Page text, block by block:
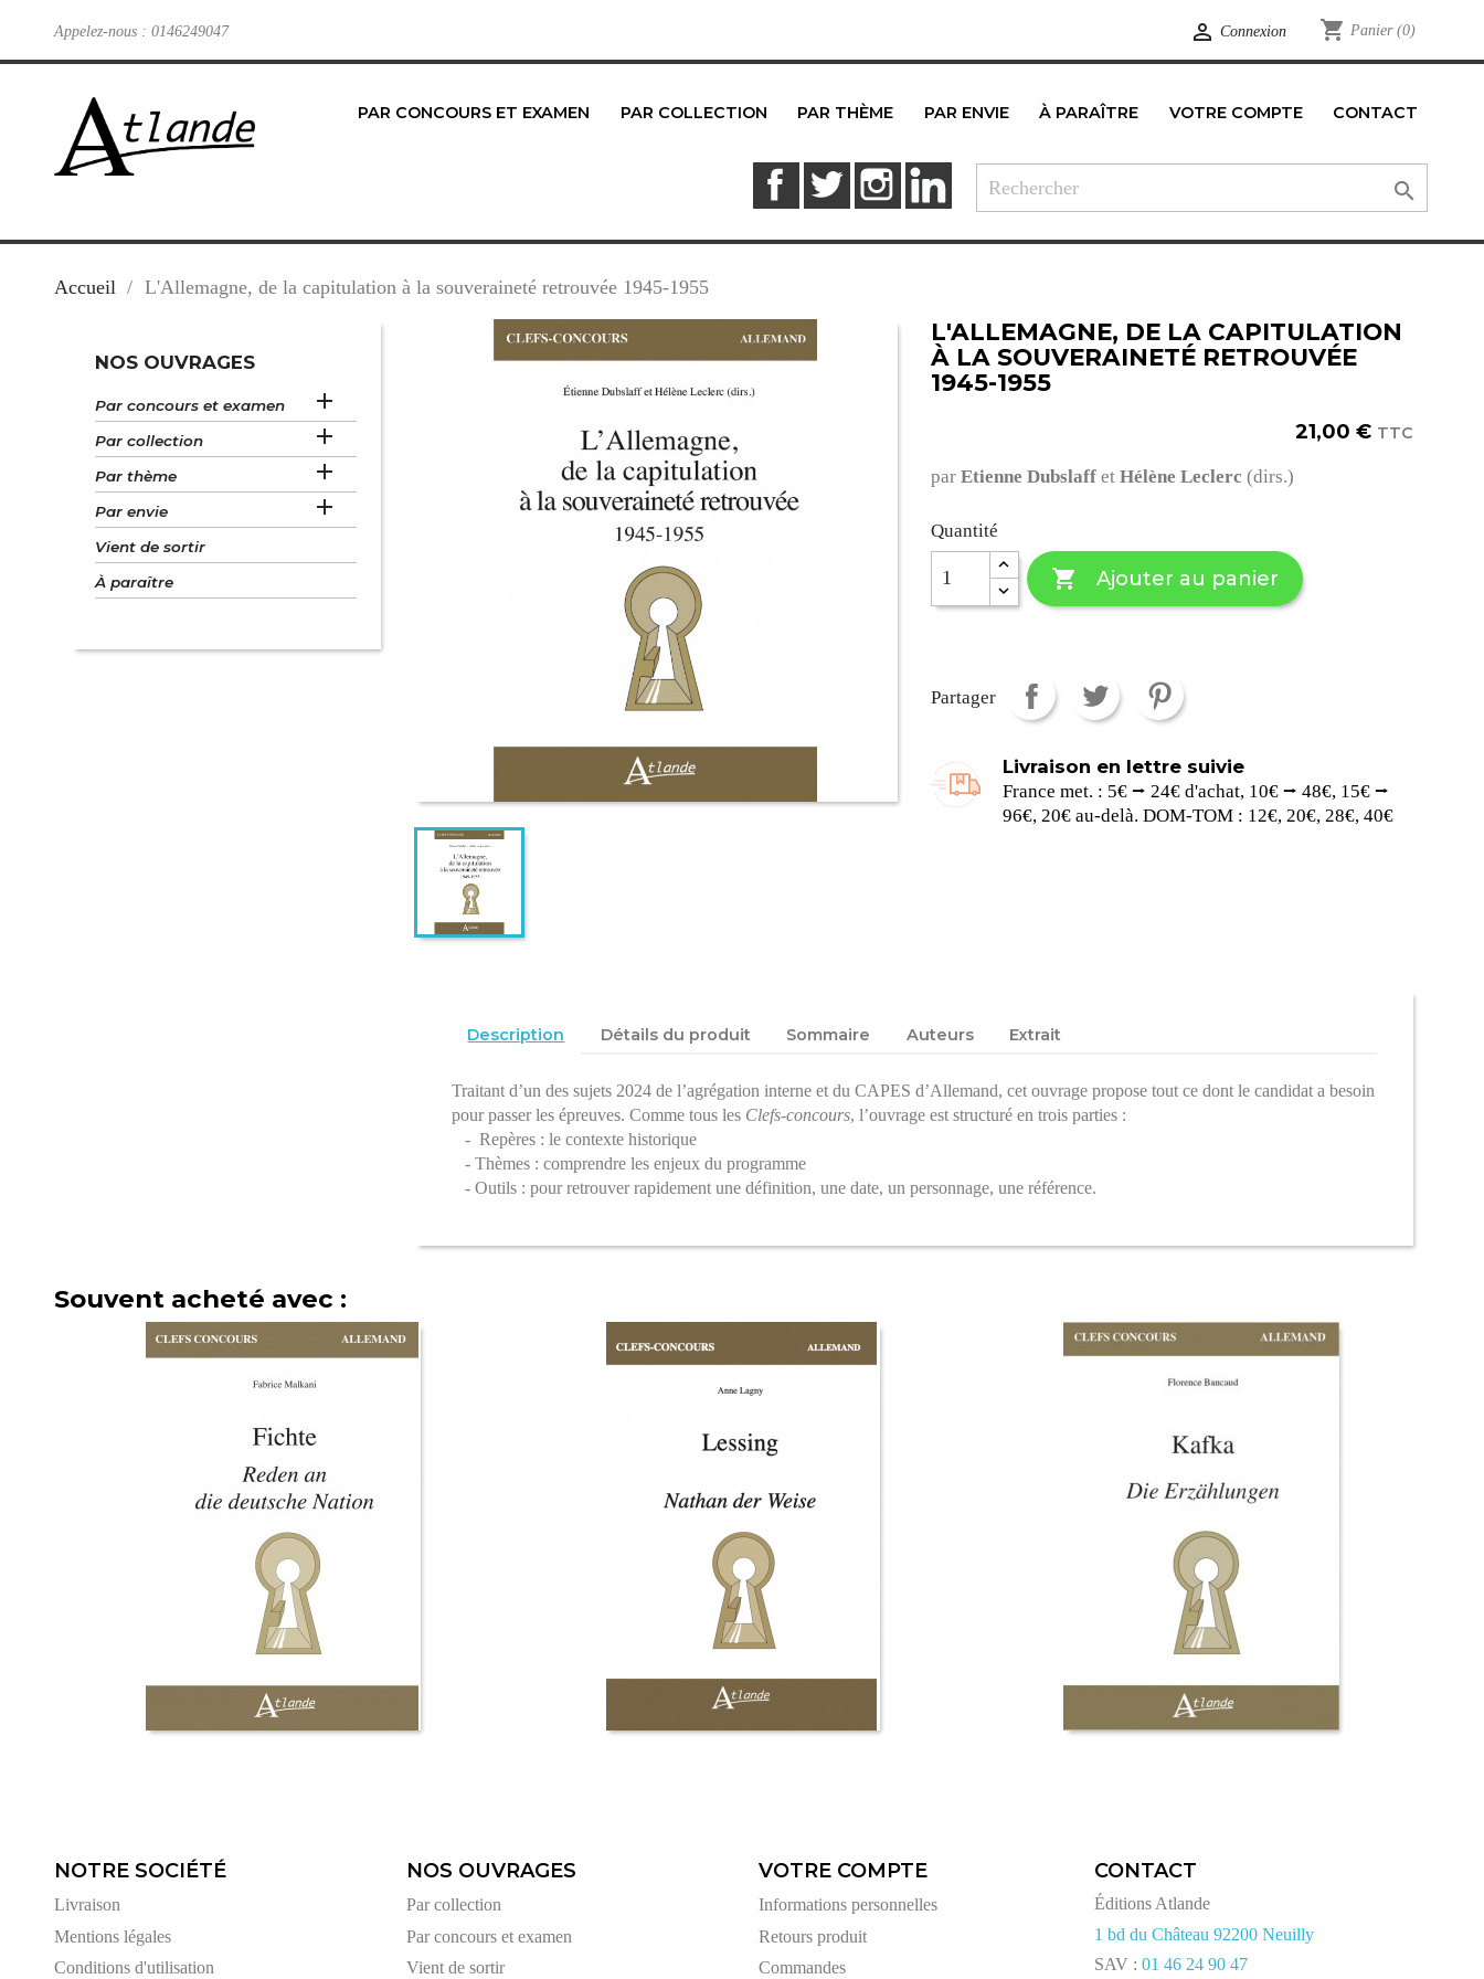
Appelez-nous : 0146249047  Connexion shopping_cart Panier (0)
PAR CONCOURS ET EXAMEN PAR COLLECTION PAR THÈME PAR ENVIE À PARAÎTRE VOTRE COMPTE CONTACT
FacebookTwitter Instagram

Accueil L'Allemagne, de la capitulation à la souveraineté retrouvée 1945-1955
NOS OUVRAGES
Par concours et examen 
Par collection 
Par thème 
Par envie 
Vient de sortir
À paraître
L'ALLEMAGNE, DE LA CAPITULATION
À LA SOUVERAINETÉ RETROUVÉE
1945-1955
21,00 € TTC
parEtienne Dubslaffet Hélène Leclerc (dirs.)
Quantité
 Ajouter au panier
Partager
Livraison en lettre suivie
France met. : 5€ ⭢ 24€ d'achat, 10€ ⭢ 48€, 15€ ⭢
96€, 20€ au-delà. DOM-TOM : 12€, 20€, 28€, 40€
Description Détails du produit Sommaire Auteurs Extrait
Traitant d’un des sujets 2024 de l’agrégation interne et du CAPES d’Allemand, cet ouvrage propose tout ce dont le candidat a besoin
pour passer les épreuves. Comme tous les Clefs-concours, l’ouvrage est structuré en trois parties :
- Repères : le contexte historique
- Thèmes : comprendre les enjeux du programme
- Outils : pour retrouver rapidement une définition, une date, un personnage, une référence.
Souvent acheté avec :
NOTRE SOCIÉTÉ
Livraison
Mentions légales
Conditions d'utilisation
NOS OUVRAGES
Par collection
Par concours et examen
Vient de sortir
VOTRE COMPTE
Informations personnelles
Retours produit
Commandes
CONTACT
Éditions Atlande
1 bd du Château 92200 Neuilly
SAV :01 46 24 90 47